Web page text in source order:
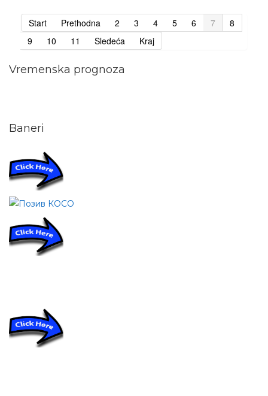
Start Prethodna 2 3 4 5 6 7
8
9
10 11 Sledeća Kraj
Vremenska prognoza
Baneri